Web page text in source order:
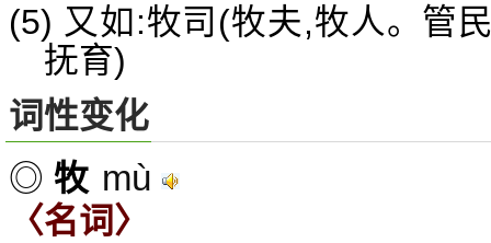
(5) 又如:牧司(牧夫,牧人。管
抚育)
词性变化
◎ 牧 mù
〈名词〉